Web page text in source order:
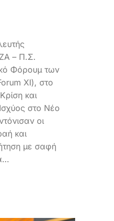
– Π.Σ.
Φόρουμ των
XI), στο
και
στο Νέο
οι
και
με σαφή